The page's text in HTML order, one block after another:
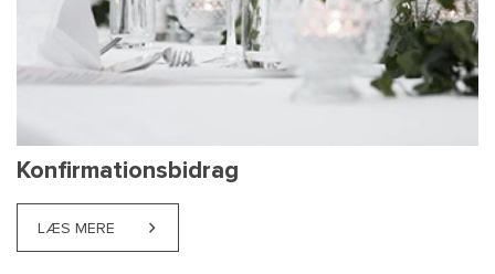
Konfirmationsbidrag
LÆS MERE ABOUT KONFIRMATIONSBIDRAG